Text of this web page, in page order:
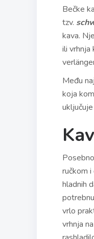
Bečke
tzv.
kava.
ili vrhnja
Među
koja
ručkom
hladnih
vrlo
vrhnja